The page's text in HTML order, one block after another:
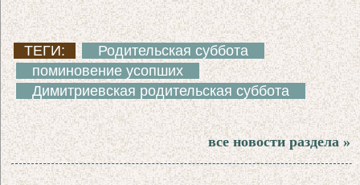
ТЕГИ:
Родительская суббота
поминовение усопших
Димитриевская родительская суббота
все новости раздела »